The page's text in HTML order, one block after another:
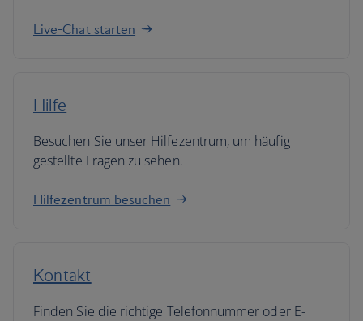
Live-Chat starten
Hilfe
Besuchen Sie unser Hilfezentrum, um häufig
gestellte Fragen zu sehen.
Hilfezentrum besuchen
Kontakt
Finden Sie die richtige Telefonnummer oder E-